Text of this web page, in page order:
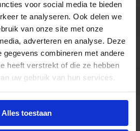
voor social media te bieden
te analyseren. Ook delen we
van onze site met onze
adverteren en analyse. Deze
gegevens combineren met andere
heeft verstrekt of die ze hebben
uw gebruik van hun services.
Alles toestaan
jaar
Ledvance DULUX LED D 5-10W